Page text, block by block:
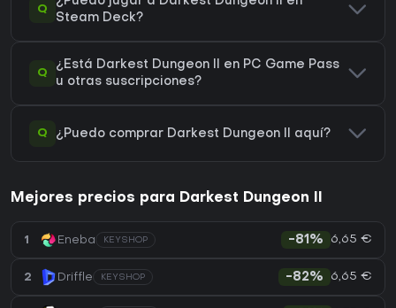
Q
Steam Deck?
Q
¿Está Darkest Dungeon II en PC Game Pass
u otras suscripciones?
Q ¿Puedo comprar Darkest Dungeon II aquí?
Mejores precios para Darkest Dungeon II
1 Eneba KEYSHOP -81% 6,65 €
2 Driffle KEYSHOP -82% 6,65 €